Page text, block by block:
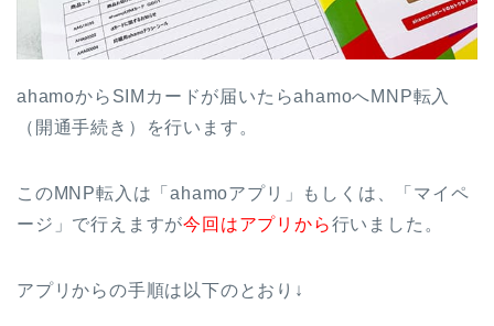
ahamoからSIMカードが届いたらahamoへMNP転入
（開通手続き）を行います。
このMNP転入は「ahamoアプリ」もしくは、「マイペ
ージ」で行えますが今回はアプリから行いました。
アプリからの手順は以下のとおり↓